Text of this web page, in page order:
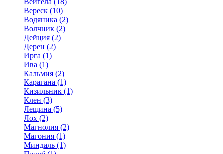
Вейгела (18)
Вереск (10)
Водяника (2)
Волчник (2)
Дейция (2)
Дерен (2)
Ирга (1)
Ива (1)
Кальмия (2)
Карагана (1)
Кизильник (1)
Клен (3)
Лещина (5)
Лох (2)
Магнолия (2)
Магония (1)
Миндаль (1)